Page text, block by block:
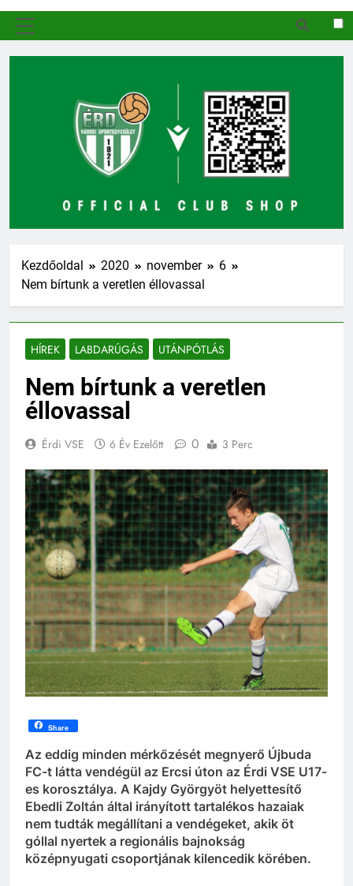
Kezdőoldal 2020 november
6
Nem bírtunk a veretlen éllovassal
HÍREK LABDARÚGÁS UTÁNPÓTLÁS
Nem bírtunk a veretlen
éllovassal
Érdi VSE 6 Év Ezelőtt 0 3 Perc
Share
Az eddig minden mérkőzését megnyerő Újbuda
FC-t látta vendégül az Ercsi úton az Érdi VSE U17-
es korosztálya. A Kajdy Györgyöt helyettesítő
Ebedli Zoltán által irányított tartalékos hazaiak
nem tudták megállítani a vendégeket, akik öt
góllal nyertek a regionális bajnokság
középnyugati csoportjának kilencedik körében.